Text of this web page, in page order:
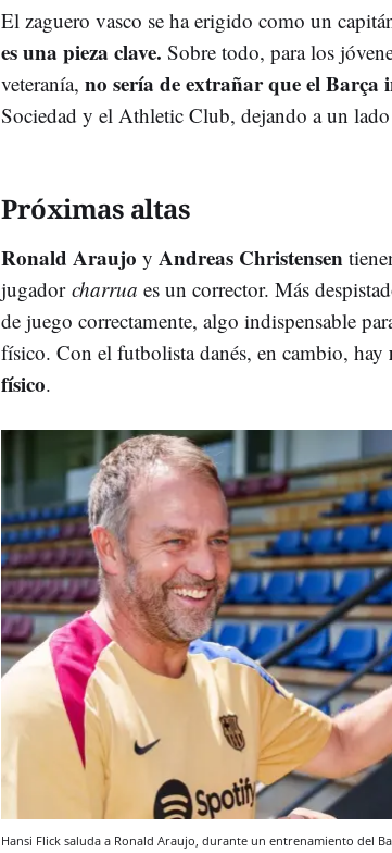
El zaguero vasco se ha erigido como un
es una pieza clave. Sobre todo, para los
veteranía, no sería de extrañar que el Barça
Sociedad y el Athletic Club, dejando a un
Próximas altas
Ronald Araujo y Andreas Christensen
jugador charrua es un corrector. Más
de juego correctamente, algo indispensable
físico. Con el futbolista danés, en cambio, hay
físico.
Hansi Flick saluda a Ronald Araujo, durante un entrenamiento del